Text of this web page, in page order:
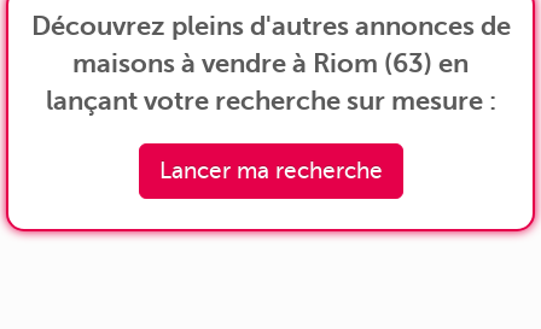
Découvrez pleins d'autres annonces de
maisons à vendre à Riom (63) en
lançant votre recherche sur mesure :
Lancer ma recherche